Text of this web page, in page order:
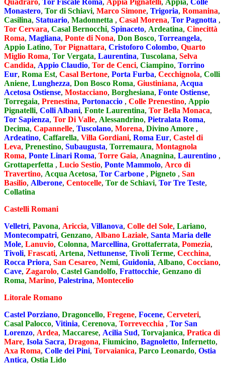
Quadraro, Tor Fiscale Roma, Appia Pignatelli, Appia, Colle
Monastero, Tor di Schiavi, Marco Simone, Trigoria, Romanina,
Casilina, Statuario, Madonnetta , Casal Morena, Tor Pagnotta ,
Tor Cervara, Casal Bernocchi, Spinaceto, Ardeatina, Cinecittà
Roma, Magliana, Ponte di Nona, Don Bosco, Torreangela,
Appio Latino, Tor Pignattara, Cristoforo Colombo, Quarto
Miglio Roma, Tor Vergata, Laurentina, Tuscolana, Selva
Candida, Appio Claudio, Tor de Cenci, Ciampino, Torrino
Eur, Roma Est, Casal Bertone, Porta Furba, Cecchignola, Colli
Aniene, Lunghezza, Don Bosco Roma, Giustiniana, Acqua
Acetosa Ostiense, Mostacciano, Borghesiana, Fonte Ostiense,
Torregaia, Prenestina, Portonaccio , Colle Prenestino, Appio
Pignatelli, Colli Albani, Fonte Laurentina, Tor Bella Monaca,
Tor Sapienza, Tor Di Valle, Alessandrino, Pietralata Roma,
Decima, Capannelle, Tuscolano, Morena, Divino Amore ,
Ardeatino, Caffarella, Villa Gordiani, Roma Eur, Castel di
Leva, Prenestino, Subaugusta, Torremaura, Montagnola
Roma, Ponte Linari Roma, Torre Gaia, Anagnina, Laurentino ,
Grottaperfetta , Lucio Sestio, Ponte Mammolo, Arco di
Travertino, Acqua Acetosa, Tor Carbone , Pigneto , San
Basilio, Alberone, Centocelle, Tor de Schiavi, Tor Tre Teste,
Collatina
Castelli Romani
Velletri, Pavona, Ariccia, Villanova, Colle del Sole, Lariano,
Montecompatri, Genzano, Albano Laziale, Santa Maria delle
Mole, Lanuvio, Colonna, Marcellina, Grottaferrata, Pomezia,
Tivoli, Frascati, Artena, Nettunense, Tivoli Terme, Cecchina,
Rocca Priora, San Cesareo, Nemi, Guidonia, Albano, Cocciano,
Cave, Zagarolo, Castel Gandolfo, Frattocchie, Genzano di
Roma, Marino, Palestrina, Montecelio
Litorale Romano
Castel Porziano, Dragoncello, Fregene, Focene, Cerveteri,
Casal Palocco, Vitinia, Cerenova, Torrevecchia , Tor San
Lorenzo, Ardea, Maccarese, Acilia Sud, Torvajanica, Pratica di
Mare, Isola Sacra, Dragona, Fiumicino, Bagnoletto, Infernetto,
Axa Roma, Colle dei Pini, Torvaianica, Parco Leonardo, Ostia
Antica, Ostia Lido